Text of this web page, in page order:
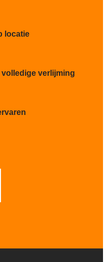
in
locatie
verlijming